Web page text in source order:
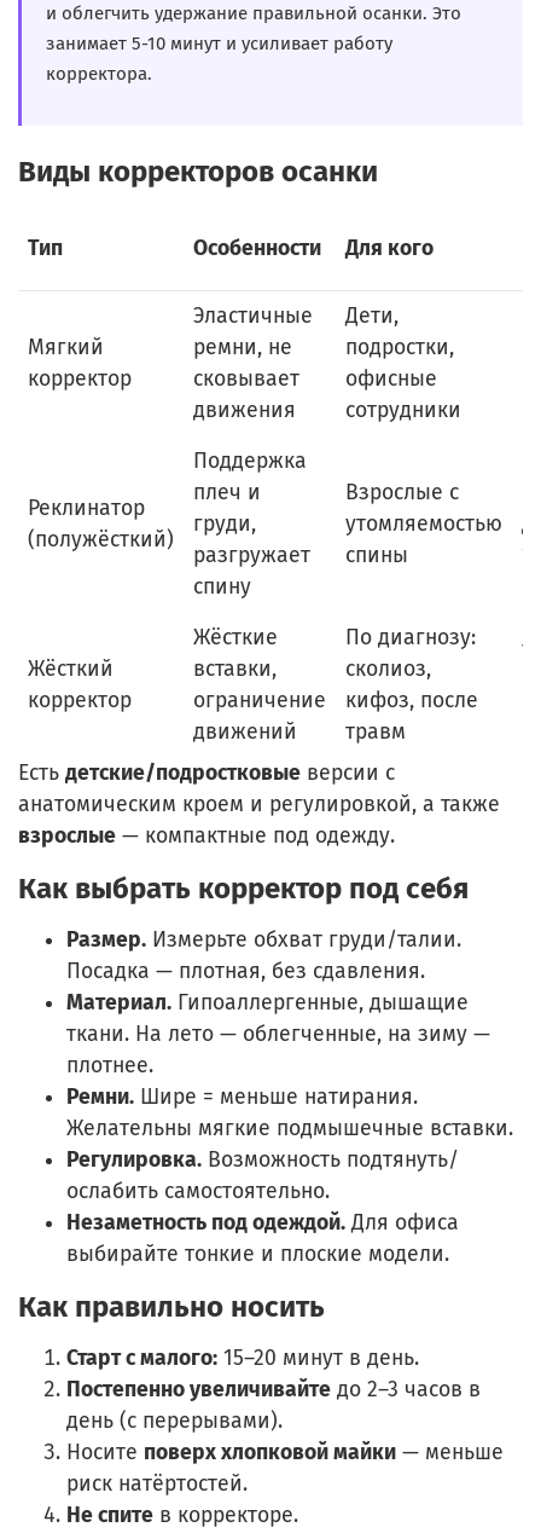
и облегчить удержание правильной осанки. Это
занимает 5-10 минут и усиливает работу
корректора.
Виды корректоров осанки
Тип Особенности Для кого
Мягкий
корректор
Эластичные
ремни, не
сковывает
движения
Дети,
подростки,
офисные
сотрудники
Реклинатор
(полужёсткий)
Поддержка
плеч и
груди,
разгружает
спину
Взрослые с
утомляемостью
спины
Жёсткий
корректор
Жёсткие
вставки,
ограничение
движений
По диагнозу:
сколиоз,
кифоз, после
травм
Есть детские/подростковые версии с
анатомическим кроем и регулировкой, а также
взрослые — компактные под одежду.
Как выбрать корректор под себя
Размер. Измерьте обхват груди/талии.
Посадка — плотная, без сдавления.
Материал. Гипоаллергенные, дышащие
ткани. На лето — облегченные, на зиму —
плотнее.
Ремни. Шире = меньше натирания.
Желательны мягкие подмышечные вставки.
Регулировка. Возможность подтянуть/
ослабить самостоятельно.
Незаметность под одеждой.Для офиса
выбирайте тонкие и плоские модели.
Как правильно носить
Старт с малого: 15–20 минут в день.
Постепенно увеличивайте до 2–3 часов в
день (с перерывами).
Носите поверх хлопковой майки — меньше
риск натёртостей.
Не спите в корректоре.